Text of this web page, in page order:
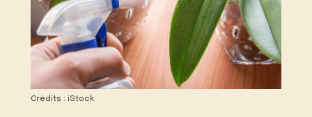
Crédits : iStock